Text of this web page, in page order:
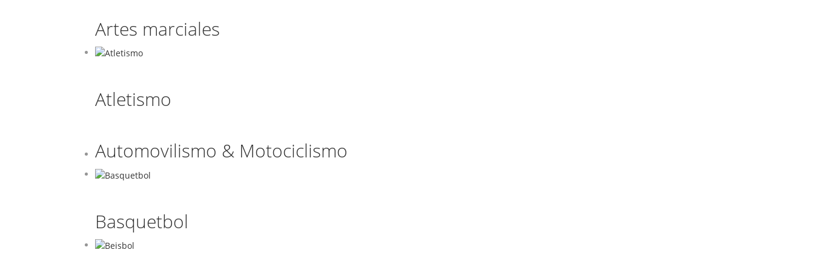
Artes marciales
Atletismo
Automovilismo & Motociclismo
Basquetbol